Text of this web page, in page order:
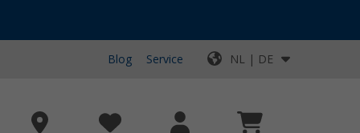
Blog Service NL | DE